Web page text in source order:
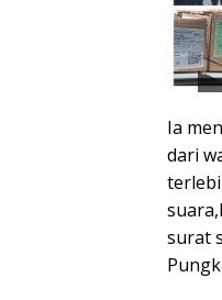
Ia
dari
surat